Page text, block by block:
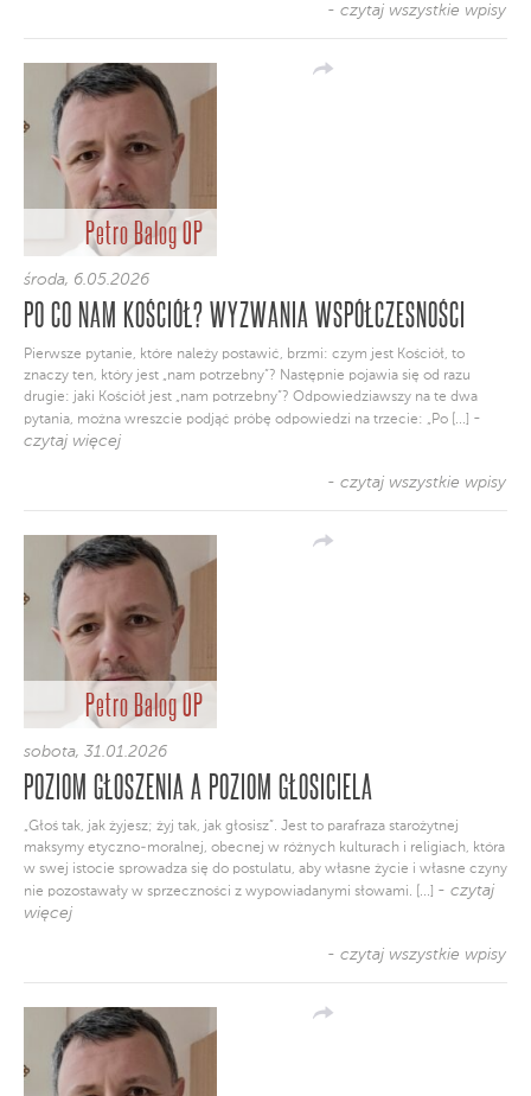
- czytaj wszystkie wpisy
Petro Balog OP
środa, 6.05.2026
PO CO NAM KOŚCIÓŁ? WYZWANIA WSPÓŁCZESNOŚCI
Pierwsze pytanie, które należy postawić, brzmi: czym jest Kościół, to
znaczy ten, który jest „nam potrzebny”? Następnie pojawia się od razu
drugie: jaki Kościół jest „nam potrzebny”? Odpowiedziawszy na te dwa
pytania, można wreszcie podjąć próbę odpowiedzi na trzecie: „Po [...] -
czytaj więcej
- czytaj wszystkie wpisy
Petro Balog OP
sobota, 31.01.2026
POZIOM GŁOSZENIA A POZIOM GŁOSICIELA
„Głoś tak, jak żyjesz; żyj tak, jak głosisz”. Jest to parafraza starożytnej
maksymy etyczno-moralnej, obecnej w różnych kulturach i religiach, która
w swej istocie sprowadza się do postulatu, aby własne życie i własne czyny
nie pozostawały w sprzeczności z wypowiadanymi słowami. [...] - czytaj
więcej
- czytaj wszystkie wpisy